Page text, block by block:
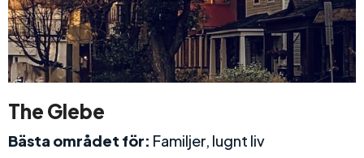
The Glebe
Bästa området för: Familjer, lugnt liv